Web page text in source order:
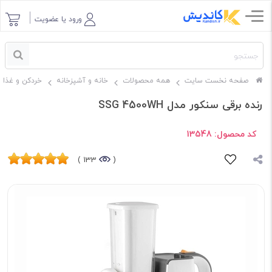
ورود یا عضویت
صفحه نخست سایت همه محصولات خانه و آشپزخانه خردکن و
رنده برقی سنکور مدل SSG 4500WH
کد محصول: 13548
(
133 )